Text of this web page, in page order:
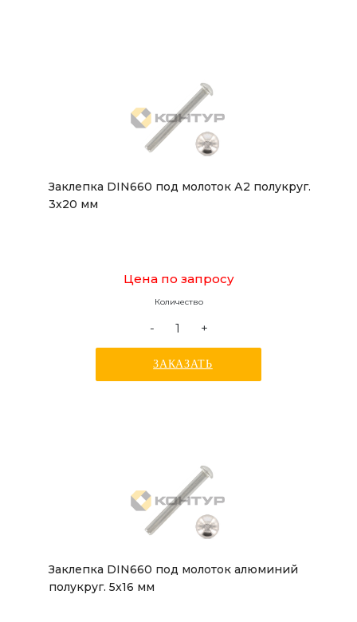
Заклепка DIN660 под молоток А2 полукруг.
3x20 мм
Цена по запросу
Количество
- +
ЗАКАЗАТЬ
Заклепка DIN660 под молоток алюминий
полукруг. 5x16 мм